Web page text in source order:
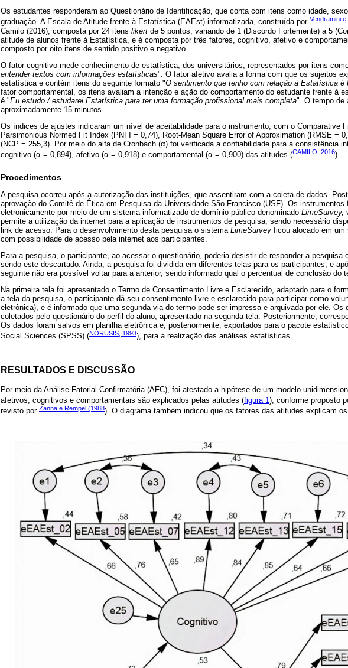
Os estudantes responderam ao Questionário de Identificação, que conta com itens como idade,
graduação. A Escala de Atitude frente à Estatística (EAEst) informatizada, construída por Vendramini
Camilo (2016), composta por 24 itens likert de 5 pontos, variando de 1 (Discordo Fortemente) a 5
atitude de alunos frente à Estatística, e é composta por três fatores, cognitivo, afetivo e
composto por oito itens de sentido positivo e negativo.
O fator cognitivo mede conhecimento de estatística, dos universitários, representados por itens
entender textos com informações estatísticas". O fator afetivo avalia a forma com que os sujeitos
estatística e contém itens do seguinte formato "O sentimento que tenho com relação à Estatística é
fator comportamental, os itens avaliam a intenção e ação do comportamento do estudante frente à
é "Eu estudo / estudarei Estatística para ter uma formação profissional mais completa". O tempo de
aproximadamente 15 minutos.
Os índices de ajustes indicaram um nível de aceitabilidade para o instrumento, com o Comparative
Parsimonious Normed Fit Index (PNFI = 0,74), Root-Mean Square Error of Approximation (RMSE =
(NCP = 255,3). Por meio do alfa de Cronbach (α) foi verificada a confiabilidade para a consistência
cognitivo (α = 0,894), afetivo (α = 0,918) e comportamental (α = 0,900) das atitudes (CAMILO, 2016).
Procedimentos
A pesquisa ocorreu após a autorização das instituições, que assentiram com a coleta de dados.
aprovação do Comitê de Ética em Pesquisa da Universidade São Francisco (USF). Os instrumentos
eletronicamente por meio de um sistema informatizado de domínio público denominado LimeSurvey,
permite a utilização da internet para a aplicação de instrumentos de pesquisa, sendo necessário
link de acesso. Para o desenvolvimento desta pesquisa o sistema LimeSurvey ficou alocado em um
com possibilidade de acesso pela internet aos participantes.
Para a pesquisa, o participante, ao acessar o questionário, poderia desistir de responder a pesquisa
sendo este descartado. Ainda, a pesquisa foi dividida em diferentes telas para os participantes, e
seguinte não era possível voltar para a anterior, sendo informado qual o percentual de conclusão do
Na primeira tela foi apresentado o Termo de Consentimento Livre e Esclarecido, adaptado para o
a tela da pesquisa, o participante dá seu consentimento livre e esclarecido para participar como
eletrônica), e é informado que uma segunda via do termo pode ser impressa e arquivada por ele. Os
coletados pelo questionário do perfil do aluno, apresentado na segunda tela. Posteriormente,
Os dados foram salvos em planilha eletrônica e, posteriormente, exportados para o pacote
Social Sciences (SPSS) (NORUSIS, 1993), para a realização das análises estatísticas.
RESULTADOS E DISCUSSÃO
Por meio da Análise Fatorial Confirmatória (AFC), foi atestado a hipótese de um modelo
afetivos, cognitivos e comportamentais são explicados pelas atitudes (figura 1), conforme proposto
revisto por Zanna e Rempel (1988). O diagrama também indicou que os fatores das atitudes explicam